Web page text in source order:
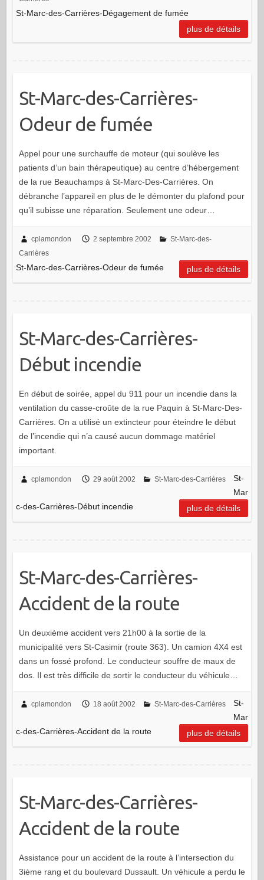
St-Marc-des-Carrières-Dégagement de fumée
plus de détails
St-Marc-des-Carrières-
Odeur de fumée
Appel pour une surchauffe de moteur (qui soulève les
patients d’un bain thérapeutique) au centre d’hébergement
de la rue Beauchamps à St-Marc-Des-Carrières. On
débranche l’appareil en plus de le démonter du plafond pour
qu’il subisse une réparation. Seulement une odeur…
cplamondon 2 septembre 2002
St-Marc-des-
Carrières
St-Marc-des-Carrières-Odeur de fumée plus de détails
St-Marc-des-Carrières-
Début incendie
En début de soirée, appel du 911 pour un incendie dans la
ventilation du casse-croûte de la rue Paquin à St-Marc-Des-
Carrières. On a utilisé un extincteur pour éteindre le début
de l’incendie qui n’a causé aucun dommage matériel
important.
cplamondon 29 août 2002 St-Marc-des-Carrières
St-
Mar
c-des-Carrières-Début incendie
plus de détails
St-Marc-des-Carrières-
Accident de la route
Un deuxième accident vers 21h00 à la sortie de la
municipalité vers St-Casimir (route 363). Un camion 4X4 est
dans un fossé profond. Le conducteur souffre de maux de
dos. Il est très difficile de sortir le conducteur du véhicule…
cplamondon 18 août 2002 St-Marc-des-Carrières
St-
Mar
c-des-Carrières-Accident de la route
plus de détails
St-Marc-des-Carrières-
Accident de la route
Assistance pour un accident de la route à l’intersection du
3ième rang et du boulevard Dussault. Un véhicule a perdu le